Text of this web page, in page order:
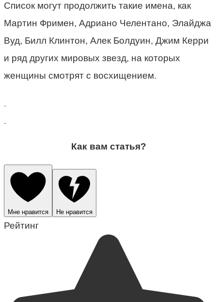
Список могут продолжить такие имена, как
Мартин Фримен, Адриано Челентано, Элайджа
Вуд, Билл Клинтон, Алек Болдуин, Джим Керри
и ряд других мировых звезд, на которых
женщины смотрят с восхищением.
Как вам статья?
Мне нравится Не нравится
Рейтинг